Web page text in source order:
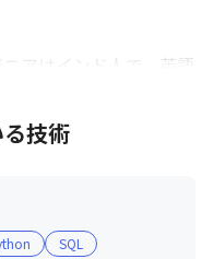
アはインド人で、英語
をとることができます
着いた雰囲気があり
ドウェアのエキスパー
技術
SQL